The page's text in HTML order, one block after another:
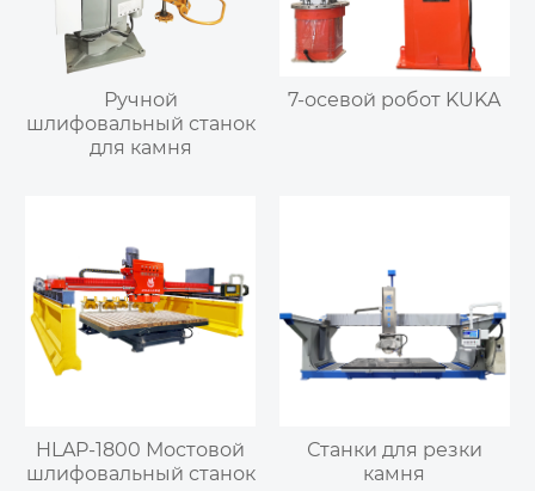
Ручной
шлифовальный станок
для камня
7-осевой робот KUKA
HLAP-1800 Мостовой
шлифовальный станок
Станки для резки
камня